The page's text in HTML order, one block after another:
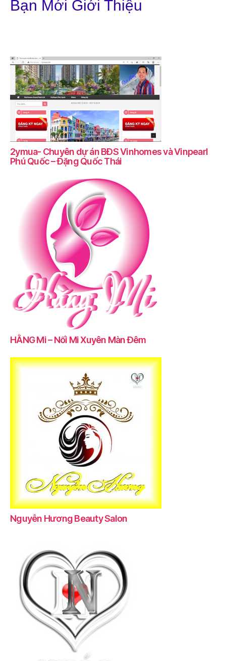
Bạn Mới Giới Thiệu
2ymua- Chuyên dự án BĐS Vinhomes và Vinpearl
Phú Quốc – Đặng Quốc Thái
HẰNG Mi – Nối Mi Xuyên Màn Đêm
Nguyễn Hương Beauty Salon